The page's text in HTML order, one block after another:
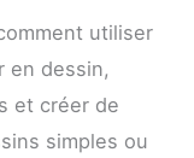
utiliser
en dessin,
et créer de
simples ou